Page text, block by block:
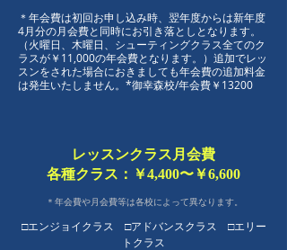
​＊年会費は初回お申し込み時、翌年度からは新年度
4月分の月会費と同時にお引き落としとなります。
（火曜日、木曜日、シューティングクラス全てのク
ラスが￥11,000の年会費となります。）追加でレッ
スンをされた場合におきましても年会費の追加料金
は発生いたしません。*御幸森校/年会費￥13200
レッスンクラス月会費
​各種クラス：￥4,400〜￥6,600
＊年会費や月会費等は​各校によって異なります。
□エンジョイクラス □アドバンスクラス □エリー
トクラス